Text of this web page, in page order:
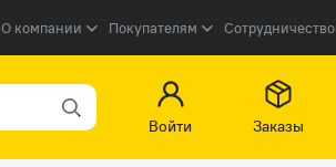
О компании Покупателям Сотрудничество
Войти
Заказы